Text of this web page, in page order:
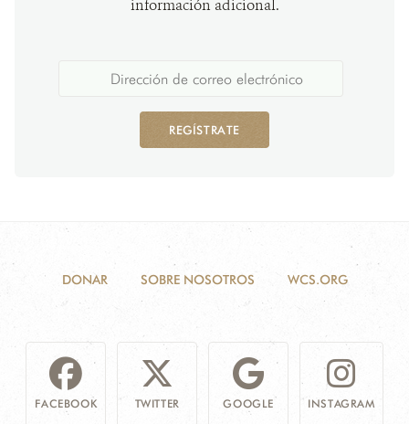
información adicional.
REGÍSTRATE
DONAR SOBRE NOSOTROS WCS.ORG
FACEBOOK TWITTER GOOGLE INSTAGRAM